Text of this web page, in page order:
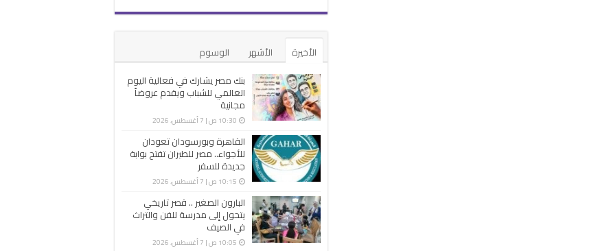
الأخيرة الأشهر
الوسوم
بنك مصر يشارك في فعالية اليوم
العالمي للشباب ويقدم عروضاً
مجانية
10:30 ص | 7 أغسطس، 2026
القاهرة وبورسودان تعودان
للأجواء.. مصر للطيران تفتح بوابة
جديدة للسفر
10:15 ص | 7 أغسطس، 2026
البارون الصغير .. قصر تاريخي
يتحول إلى مدرسة للفن والتراث
في الصيف
10:05 ص | 7 أغسطس، 2026